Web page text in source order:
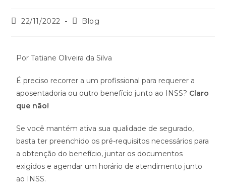
22/11/2022 Blog
Por Tatiane Oliveira da Silva
É preciso recorrer a um profissional para requerer a
aposentadoria ou outro benefício junto ao INSS? Claro
que não!
Se você mantém ativa sua qualidade de segurado,
basta ter preenchido os pré-requisitos necessários para
a obtenção do benefício, juntar os documentos
exigidos e agendar um horário de atendimento junto
ao INSS.